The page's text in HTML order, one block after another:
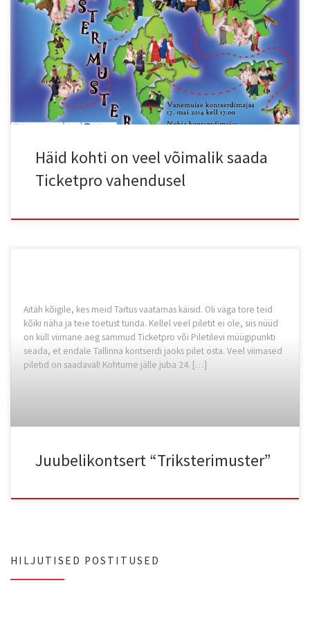
65. juubelikontserdile saada väga häid kohti. Kiirustage nüüd kõik
Ticketpro müügipunktidesse, tantsime koos Kuljusega suvesse!
Kohtumiseni laupäeval Nordea kontserdimajas (endise nimega
Nokia kontserdimaja).
http://www.ticketpro.ee/jnp/music/1240978-ttu-tantsuansambel-
kuljus-65-juubelikontsert.html
Häid kohti on veel võimalik saada
Ticketpro vahendusel
Aitäh kõigile, kes meid Tartus vaatamas käisid. Oli väga tore teid
kõiki näha ja teie toetust tunda. Kellel veel piletit ei ole, siis nüüd
on küll viimane aeg sammud Ticketpro või Piletilevi müügipunkti
seada, et endale Tallinna kontserdi jaoks pilet osta. Veel viimased
piletid on saadaval! Kohtume jälle juba 24. […]
Juubelikontsert “Triksterimuster”
HILJUTISED POSTITUSED